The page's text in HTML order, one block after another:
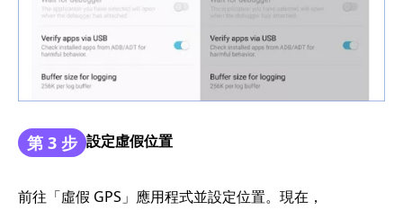
第 3 步 設定虛假位置
前往「虛假 GPS」應用程式並設定位置。現在，